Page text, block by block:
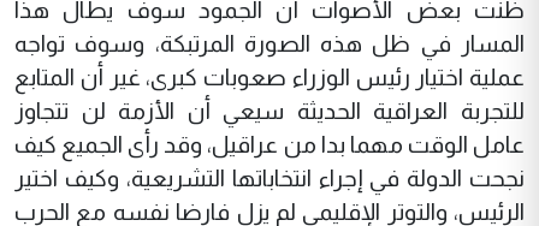
ظنت بعض الأصوات أن الجمود سوف يطال هذا
المسار في ظل هذه الصورة المرتبكة، وسوف تواجه
عملية اختيار رئيس الوزراء صعوبات كبرى، غير أن المتابع
للتجربة العراقية الحديثة سيعي أن الأزمة لن تتجاوز
عامل الوقت مهما بدا من عراقيل، وقد رأى الجميع كيف
نجحت الدولة في إجراء انتخاباتها التشريعية، وكيف اختير
الرئيس، والتوتر الإقليمي لم يزل فارضا نفسه مع الحرب